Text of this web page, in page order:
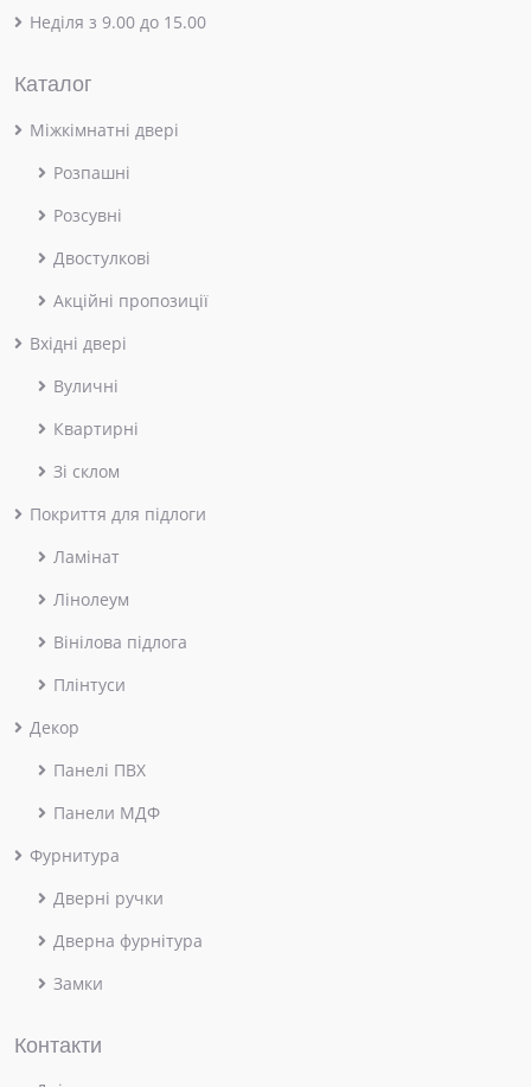
Неділя з 9.00 до 15.00
Каталог
Міжкімнатні двері
Розпашні
Розсувні
Двостулкові
Акційні пропозиції
Вхідні двері
Вуличні
Квартирні
Зі склом
Покриття для підлоги
Ламінат
Лінолеум
Вінілова підлога
Плінтуси
Декор
Панелі ПВХ
Панели МДФ
Фурнитура
Дверні ручки
Дверна фурнітура
Замки
Контакти